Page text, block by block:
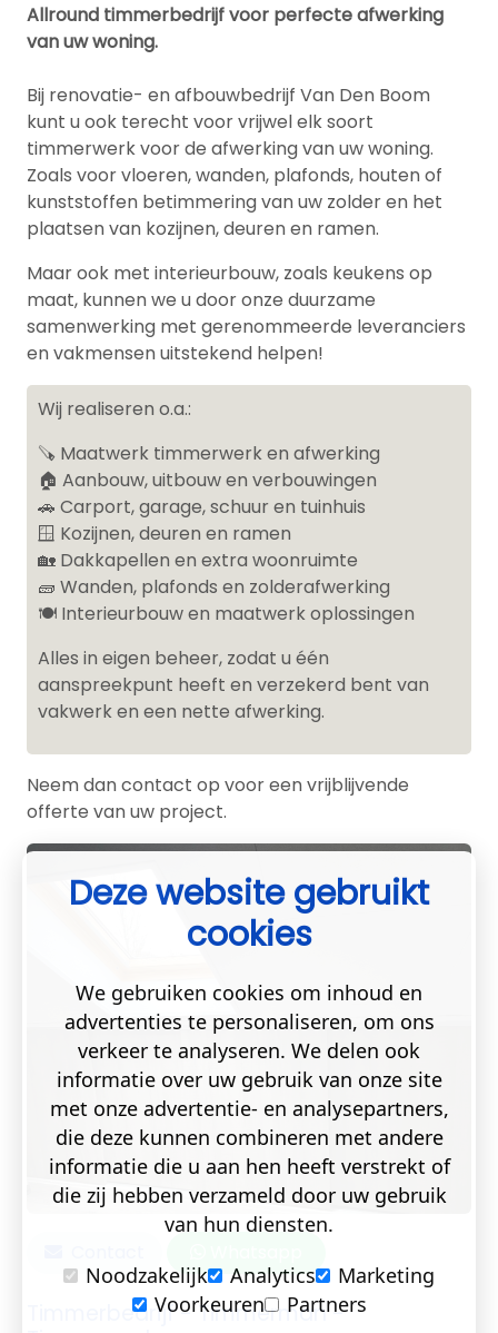
Allround timmerbedrijf voor perfecte afwerking
van uw woning.
Bij renovatie- en afbouwbedrijf Van Den Boom
kunt u ook terecht voor vrijwel elk soort
timmerwerk voor de afwerking van uw woning.
Zoals voor vloeren, wanden, plafonds, houten of
kunststoffen betimmering van uw zolder en het
plaatsen van kozijnen, deuren en ramen.
Maar ook met interieurbouw, zoals keukens op
maat, kunnen we u door onze duurzame
samenwerking met gerenommeerde leveranciers
en vakmensen uitstekend helpen!
Wij realiseren o.a.:
🪚 Maatwerk timmerwerk en afwerking
🏠 Aanbouw, uitbouw en verbouwingen
🚗 Carport, garage, schuur en tuinhuis
🪟 Kozijnen, deuren en ramen
🏡 Dakkapellen en extra woonruimte
🧱 Wanden, plafonds en zolderafwerking
🍽️ Interieurbouw en maatwerk oplossingen
Alles in eigen beheer, zodat u één
aanspreekpunt heeft en verzekerd bent van
vakwerk en een nette afwerking.
Neem dan contact op voor een vrijblijvende
offerte van uw project.
Timmerbedrijf - Timmerman -
Deze website gebruikt
cookies
We gebruiken cookies om inhoud en
advertenties te personaliseren, om ons
verkeer te analyseren. We delen ook
informatie over uw gebruik van onze site
met onze advertentie- en analysepartners,
die deze kunnen combineren met andere
informatie die u aan hen heeft verstrekt of
die zij hebben verzameld door uw gebruik
van hun diensten.
Noodzakelijk
Analytics
Marketing
Voorkeuren
Partners